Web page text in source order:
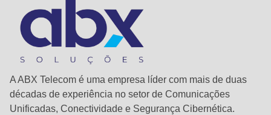
A ABX Telecom é uma empresa líder com mais de duas
décadas de experiência no setor de Comunicações
Unificadas, Conectividade e Segurança Cibernética.